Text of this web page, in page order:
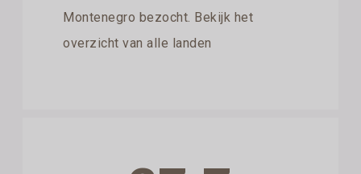
Montenegro bezocht. Bekijk het
overzicht van alle landen